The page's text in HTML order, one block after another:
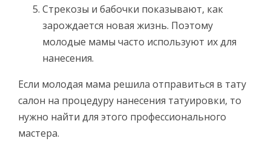
Стрекозы и бабочки показывают, как
зарождается новая жизнь. Поэтому
молодые мамы часто используют их для
нанесения.
Если молодая мама решила отправиться в тату
салон на процедуру нанесения татуировки, то
нужно найти для этого профессионального
мастера.